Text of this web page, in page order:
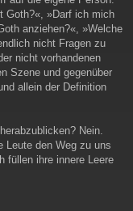
Goth?«, »Darf ich mich
anziehen?«, »Welche
nicht Fragen zu
nicht vorhandenen
Szene und gegenüber
allein der Definition
Nein.
Leute den Weg zu uns
füllen ihre innere Leere